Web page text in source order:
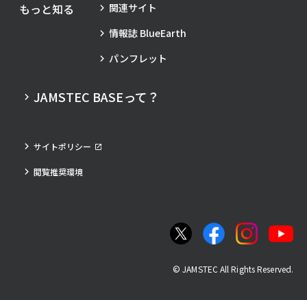
もっと知る
関連サイト
情報誌 BlueEarth
パンフレット
JAMSTEC BASEって？
サイトポリシー
閲覧推奨環境
© JAMSTEC All Rights Reserved.